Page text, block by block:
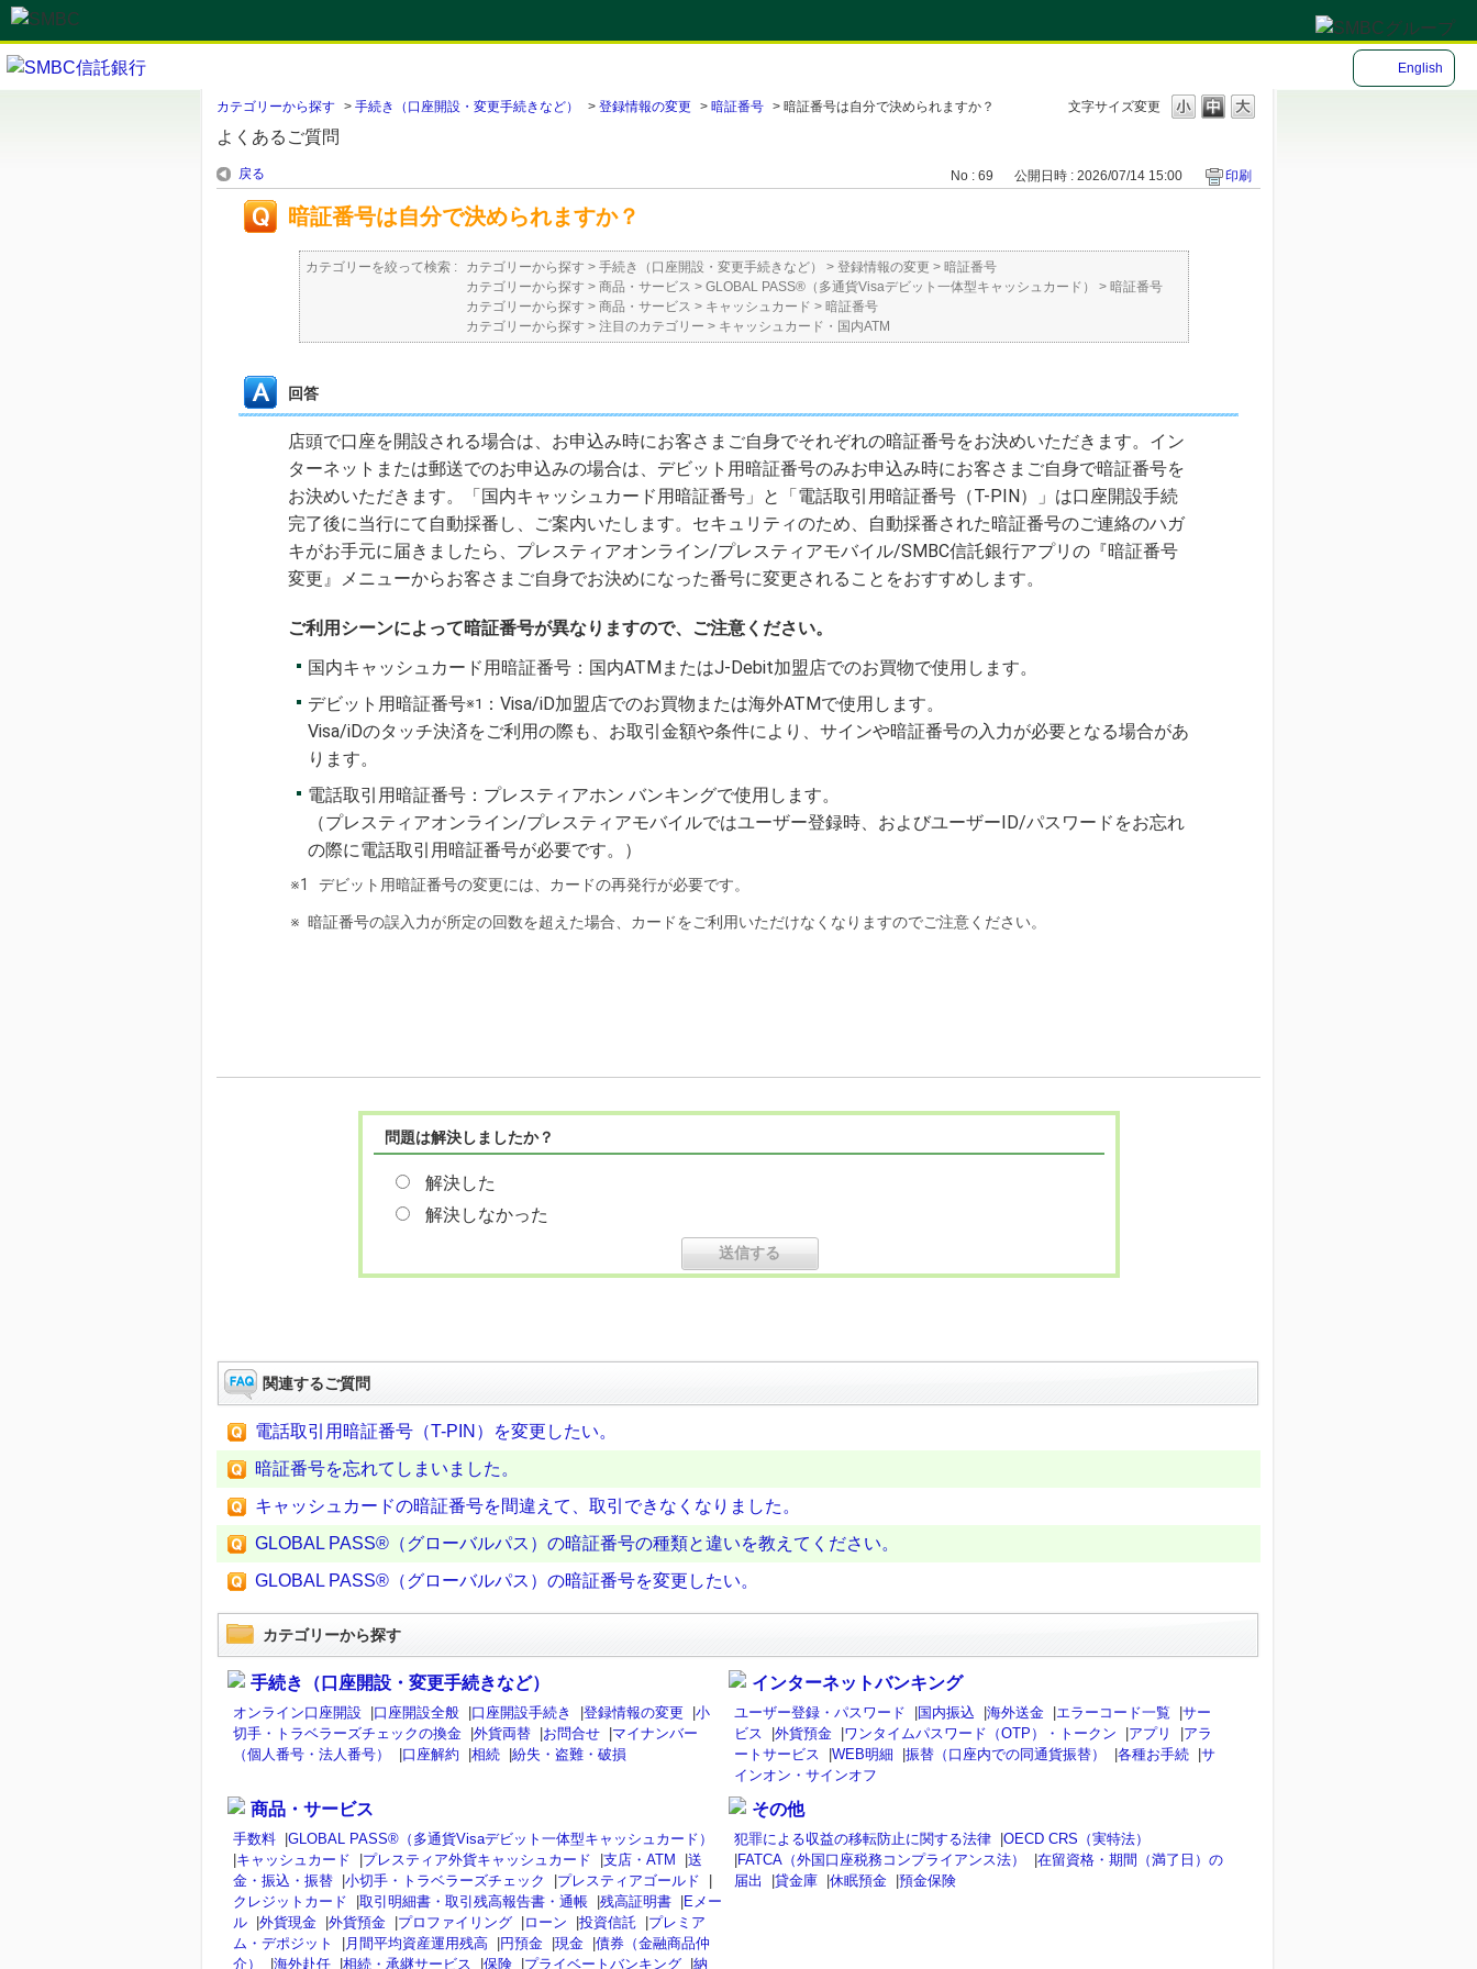
English
文字サイズ変更
カテゴリーから探す > 手続き（口座開設・変更手続きなど） > 登録情報の変更 > 暗証番号 > 暗証番号は自分で決められますか？
よくあるご質問
戻る No : 69 公開日時 : 2026/07/14 15:00 印刷
暗証番号は自分で決められますか？
カテゴリーを絞って検索 : カテゴリーから探す > 手続き（口座開設・変更手続きなど） > 登録情報の変更 > 暗証番号
カテゴリーから探す > 商品・サービス > GLOBAL PASS®（多通貨Visaデビット一体型キャッシュカード） > 暗証番号
カテゴリーから探す > 商品・サービス > キャッシュカード > 暗証番号
カテゴリーから探す > 注目のカテゴリー > キャッシュカード・国内ATM
回答
店頭で口座を開設される場合は、お申込み時にお客さまご自身でそれぞれの暗証番号をお決めいただきます。イン
ターネットまたは郵送でのお申込みの場合は、デビット用暗証番号のみお申込み時にお客さまご自身で暗証番号を
お決めいただきます。「国内キャッシュカード用暗証番号」と「電話取引用暗証番号（T-PIN）」は口座開設手続
完了後に当行にて自動採番し、ご案内いたします。セキュリティのため、自動採番された暗証番号のご連絡のハガ
キがお手元に届きましたら、プレスティアオンライン/プレスティアモバイル/SMBC信託銀行アプリの『暗証番号
変更』メニューからお客さまご自身でお決めになった番号に変更されることをおすすめします。
ご利用シーンによって暗証番号が異なりますので、ご注意ください。
国内キャッシュカード用暗証番号：国内ATMまたはJ-Debit加盟店でのお買物で使用します。
デビット用暗証番号※1 ：Visa/iD加盟店でのお買物または海外ATMで使用します。
Visa/iDのタッチ決済をご利用の際も、お取引金額や条件により、サインや暗証番号の入力が必要となる場合があ
ります。
電話取引用暗証番号：プレスティアホン バンキングで使用します。
（プレスティアオンライン/プレスティアモバイルではユーザー登録時、およびユーザーID/パスワードをお忘れ
の際に電話取引用暗証番号が必要です。）
※1 デビット用暗証番号の変更には、カードの再発行が必要です。
※ 暗証番号の誤入力が所定の回数を超えた場合、カードをご利用いただけなくなりますのでご注意ください。
問題は解決しましたか？
解決した
解決しなかった
関連するご質問
電話取引用暗証番号（T-PIN）を変更したい。
暗証番号を忘れてしまいました。
キャッシュカードの暗証番号を間違えて、取引できなくなりました。
GLOBAL PASS®（グローバルパス）の暗証番号の種類と違いを教えてください。
GLOBAL PASS®（グローバルパス）の暗証番号を変更したい。
カテゴリーから探す
手続き（口座開設・変更手続きなど）
オンライン口座開設 |口座開設全般 |口座開設手続き |登録情報の変更 |小
切手・トラベラーズチェックの換金 |外貨両替 |お問合せ |マイナンバー
（個人番号・法人番号）
|口座解約 |相続 |紛失・盗難・破損
インターネットバンキング
ユーザー登録・パスワード |国内振込 |海外送金 |エラーコード一覧 |サー
ビス
|外貨預金 |ワンタイムパスワード（OTP）・トークン |アプリ |アラ
ートサービス
|WEB明細 |振替（口座内での同通貨振替） |各種お手続 |サ
インオン・サインオフ
商品・サービス
手数料 |GLOBAL PASS®（多通貨Visaデビット一体型キャッシュカード）
|キャッシュカード |プレスティア外貨キャッシュカード |支店・ATM |送
金・振込・振替 |小切手・トラベラーズチェック |プレスティアゴールド
|
クレジットカード
|取引明細書・取引残高報告書・通帳 |残高証明書 |Eメー
ル |外貨現金 |外貨預金 |プロファイリング |ローン |投資信託 |プレミア
ム・デポジット
| 月間平均資産運用残高 |円預金 |現金 |債券（金融商品仲
介）
|海外赴任 |相続・承継サービス |保険 |プライベートバンキング |納
その他
犯罪による収益の移転防止に関する法律 |OECD CRS（実特法）
|FATCA（外国口座税務コンプライアンス法） |在留資格・期間（満了日）の
届出
|貸金庫 |休眠預金 |預金保険